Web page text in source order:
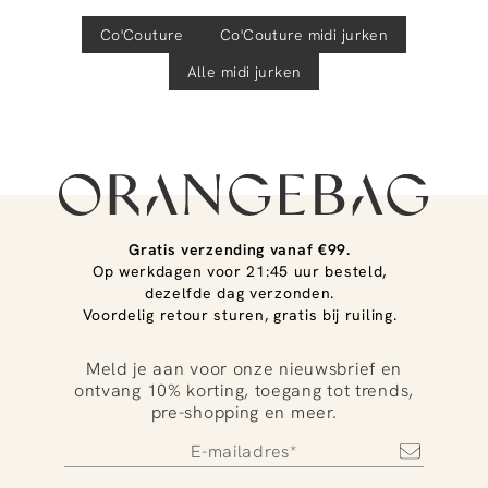
Co'Couture Co'Couture midi jurken
Alle midi jurken
Gratis verzending vanaf €99.
Op werkdagen voor 21:45 uur besteld,
dezelfde dag verzonden.
Voordelig retour sturen, gratis bij ruiling.
Meld je aan voor onze nieuwsbrief en
ontvang 10% korting, toegang tot trends,
pre-shopping en meer.